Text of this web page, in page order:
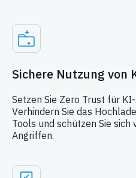
Sichere Nutzung von
Setzen Sie Zero Trust für
Verhindern Sie das
Tools und schützen Sie
Angriffen.